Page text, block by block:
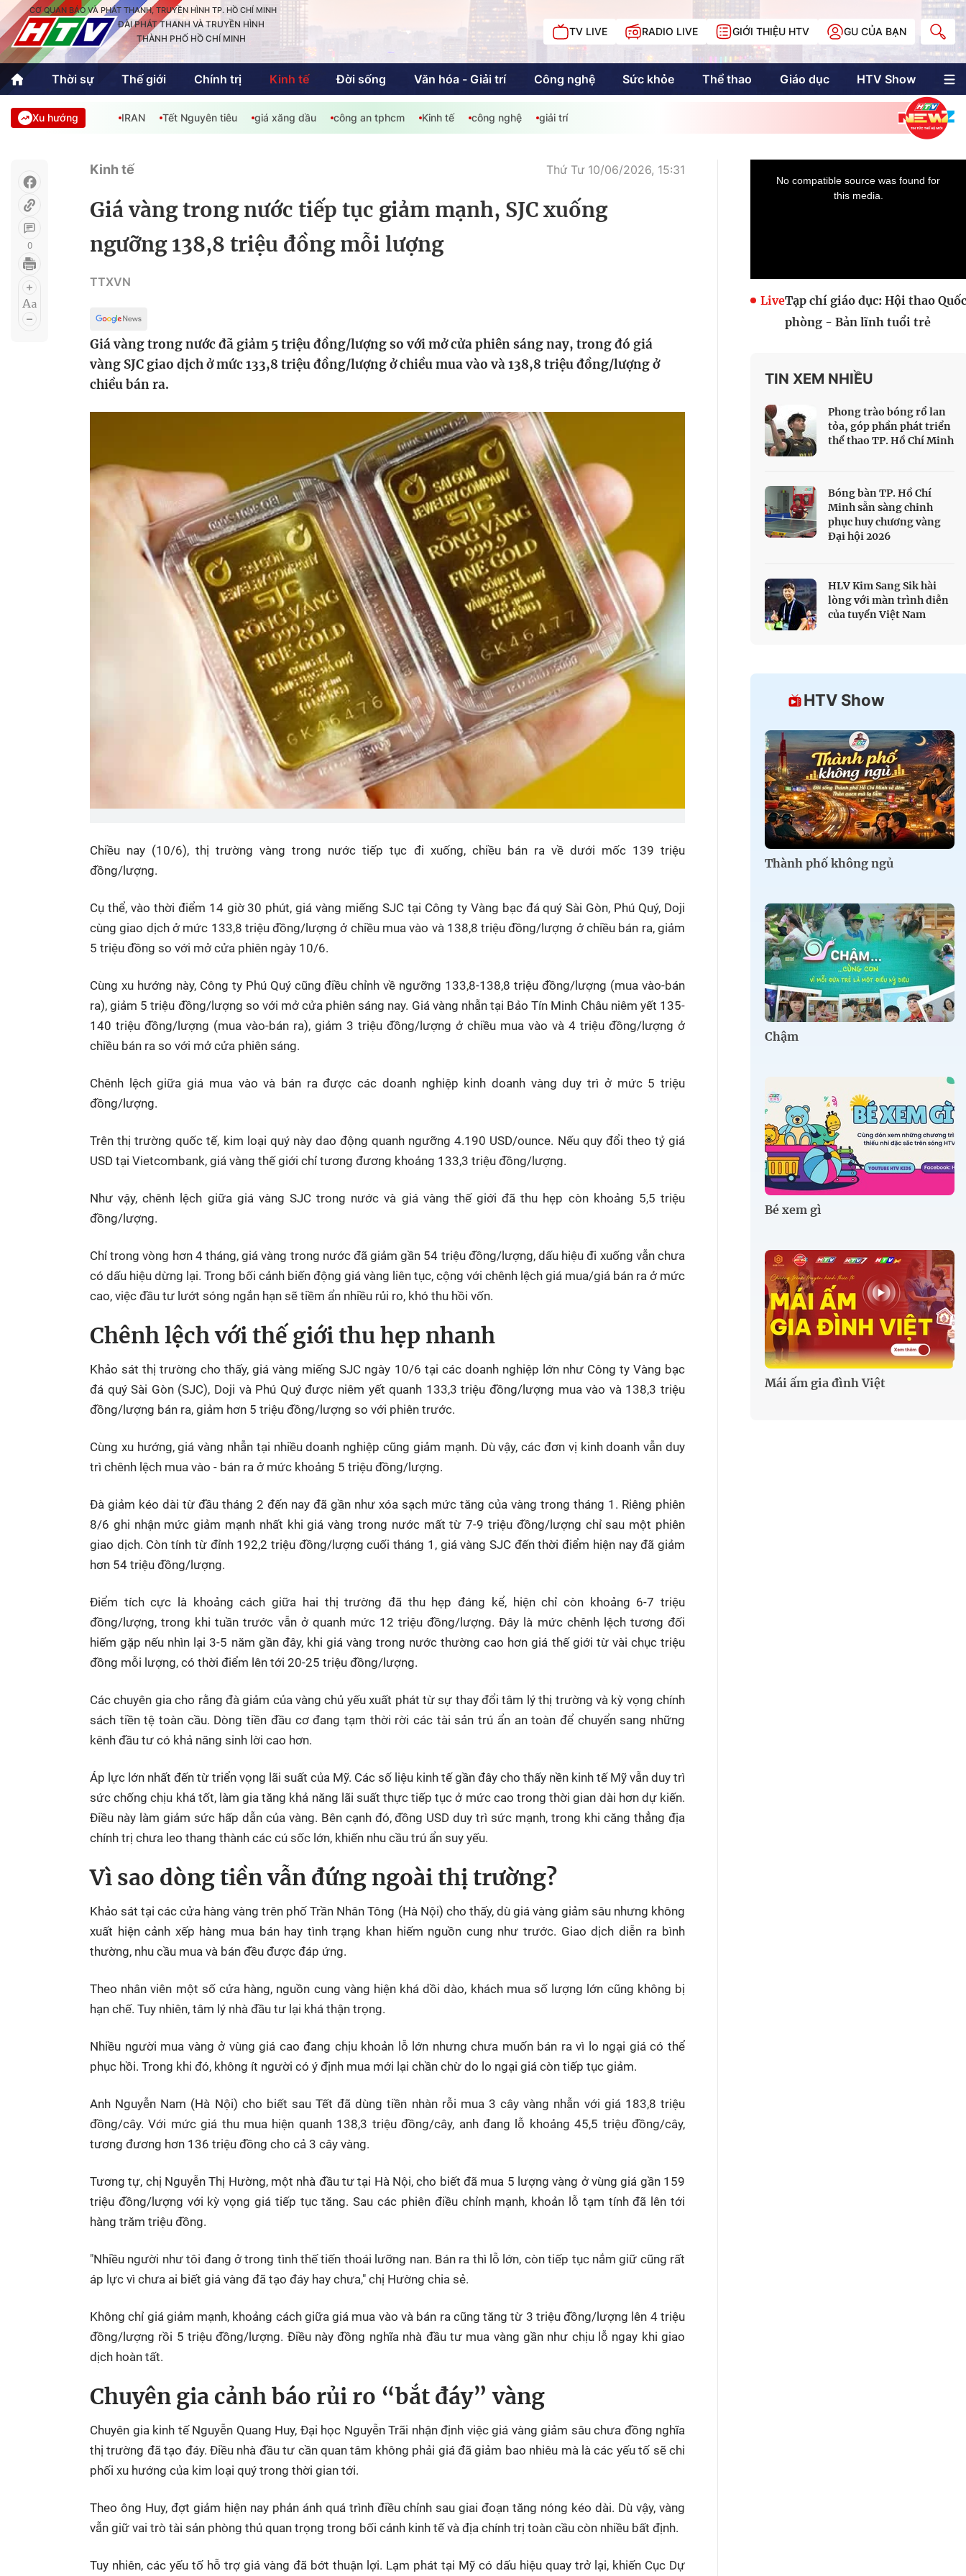
CƠ QUAN BÁO VÀ PHÁT THANH, TRUYỀN HÌNH TP. HỒ CHÍ MINH
ĐÀI PHÁT THANH VÀ TRUYỀN HÌNH
THÀNH PHỐ HỒ CHÍ MINH
TV LIVE RADIO LIVE GIỚI THIỆU HTV GU CỦA BẠN
Thời sự Thế giới Chính trị Kinh tế Đời sống Văn hóa - Giải trí Công nghệ Sức khỏe Thể thao Giáo dục HTV Show
Thời sự
Thể thao
Quốc tế
Văn hóa - Giải trí
Giáo dục Kinh tế
An Sinh
Không gian văn hóa
Hồ Chí Minh
Thành phố không
Mái ấm gia đình
Việt
Các show khác
Các chương trình
khác
Phim truyền hình
Made By Vietnam
Innovation Fest
Chung một tấm
lòng
Cuộc đua xe đạp
Multimedia
Multiform
Doanh nhân Sài
Gòn
Xu hướng IRAN Tết Nguyên tiêu giá xăng dầu công an tphcm Kinh tế công nghệ giải trí
0
Kinh tế Thứ Tư 10/06/2026, 15:31
Giá vàng trong nước tiếp tục giảm mạnh, SJC xuống
ngưỡng 138,8 triệu đồng mỗi lượng
TTXVN
Giá vàng trong nước đã giảm 5 triệu đồng/lượng so với mở cửa phiên sáng nay, trong đó giá
vàng SJC giao dịch ở mức 133,8 triệu đồng/lượng ở chiều mua vào và 138,8 triệu đồng/lượng ở
chiều bán ra.
Chiều nay (10/6), thị trường vàng trong nước tiếp tục đi xuống, chiều bán ra về dưới mốc 139 triệu
đồng/lượng.
Cụ thể, vào thời điểm 14 giờ 30 phút, giá vàng miếng SJC tại Công ty Vàng bạc đá quý Sài Gòn, Phú Quý, Doji
cùng giao dịch ở mức 133,8 triệu đồng/lượng ở chiều mua vào và 138,8 triệu đồng/lượng ở chiều bán ra, giảm
5 triệu đồng so với mở cửa phiên ngày 10/6.
Cùng xu hướng này, Công ty Phú Quý cũng điều chỉnh về ngưỡng 133,8-138,8 triệu đồng/lượng (mua vào-bán
ra), giảm 5 triệu đồng/lượng so với mở cửa phiên sáng nay. Giá vàng nhẫn tại Bảo Tín Minh Châu niêm yết 135-
140 triệu đồng/lượng (mua vào-bán ra), giảm 3 triệu đồng/lượng ở chiều mua vào và 4 triệu đồng/lượng ở
chiều bán ra so với mở cửa phiên sáng.
Chênh lệch giữa giá mua vào và bán ra được các doanh nghiệp kinh doanh vàng duy trì ở mức 5 triệu
đồng/lượng.
Trên thị trường quốc tế, kim loại quý này dao động quanh ngưỡng 4.190 USD/ounce. Nếu quy đổi theo tỷ giá
USD tại Vietcombank, giá vàng thế giới chỉ tương đương khoảng 133,3 triệu đồng/lượng.
Như vậy, chênh lệch giữa giá vàng SJC trong nước và giá vàng thế giới đã thu hẹp còn khoảng 5,5 triệu
đồng/lượng.
Chỉ trong vòng hơn 4 tháng, giá vàng trong nước đã giảm gần 54 triệu đồng/lượng, dấu hiệu đi xuống vẫn chưa
có dấu hiệu dừng lại. Trong bối cảnh biến động giá vàng liên tục, cộng với chênh lệch giá mua/giá bán ra ở mức
cao, việc đầu tư lướt sóng ngắn hạn sẽ tiềm ẩn nhiều rủi ro, khó thu hồi vốn.
Chênh lệch với thế giới thu hẹp nhanh
Khảo sát thị trường cho thấy, giá vàng miếng SJC ngày 10/6 tại các doanh nghiệp lớn như Công ty Vàng bạc
đá quý Sài Gòn (SJC), Doji và Phú Quý được niêm yết quanh 133,3 triệu đồng/lượng mua vào và 138,3 triệu
đồng/lượng bán ra, giảm hơn 5 triệu đồng/lượng so với phiên trước.
Cùng xu hướng, giá vàng nhẫn tại nhiều doanh nghiệp cũng giảm mạnh. Dù vậy, các đơn vị kinh doanh vẫn duy
trì chênh lệch mua vào - bán ra ở mức khoảng 5 triệu đồng/lượng.
Đà giảm kéo dài từ đầu tháng 2 đến nay đã gần như xóa sạch mức tăng của vàng trong tháng 1. Riêng phiên
8/6 ghi nhận mức giảm mạnh nhất khi giá vàng trong nước mất từ 7-9 triệu đồng/lượng chỉ sau một phiên
giao dịch. Còn tính từ đỉnh 192,2 triệu đồng/lượng cuối tháng 1, giá vàng SJC đến thời điểm hiện nay đã giảm
hơn 54 triệu đồng/lượng.
Điểm tích cực là khoảng cách giữa hai thị trường đã thu hẹp đáng kể, hiện chỉ còn khoảng 6-7 triệu
đồng/lượng, trong khi tuần trước vẫn ở quanh mức 12 triệu đồng/lượng. Đây là mức chênh lệch tương đối
hiếm gặp nếu nhìn lại 3-5 năm gần đây, khi giá vàng trong nước thường cao hơn giá thế giới từ vài chục triệu
đồng mỗi lượng, có thời điểm lên tới 20-25 triệu đồng/lượng.
Các chuyên gia cho rằng đà giảm của vàng chủ yếu xuất phát từ sự thay đổi tâm lý thị trường và kỳ vọng chính
sách tiền tệ toàn cầu. Dòng tiền đầu cơ đang tạm thời rời các tài sản trú ẩn an toàn để chuyển sang những
kênh đầu tư có khả năng sinh lời cao hơn.
Áp lực lớn nhất đến từ triển vọng lãi suất của Mỹ. Các số liệu kinh tế gần đây cho thấy nền kinh tế Mỹ vẫn duy trì
sức chống chịu khá tốt, làm gia tăng khả năng lãi suất thực tiếp tục ở mức cao trong thời gian dài hơn dự kiến.
Điều này làm giảm sức hấp dẫn của vàng. Bên cạnh đó, đồng USD duy trì sức mạnh, trong khi căng thẳng địa
chính trị chưa leo thang thành các cú sốc lớn, khiến nhu cầu trú ẩn suy yếu.
Vì sao dòng tiền vẫn đứng ngoài thị trường?
Khảo sát tại các cửa hàng vàng trên phố Trần Nhân Tông (Hà Nội) cho thấy, dù giá vàng giảm sâu nhưng không
xuất hiện cảnh xếp hàng mua bán hay tình trạng khan hiếm nguồn cung như trước. Giao dịch diễn ra bình
thường, nhu cầu mua và bán đều được đáp ứng.
Theo nhân viên một số cửa hàng, nguồn cung vàng hiện khá dồi dào, khách mua số lượng lớn cũng không bị
hạn chế. Tuy nhiên, tâm lý nhà đầu tư lại khá thận trọng.
Nhiều người mua vàng ở vùng giá cao đang chịu khoản lỗ lớn nhưng chưa muốn bán ra vì lo ngại giá có thể
phục hồi. Trong khi đó, không ít người có ý định mua mới lại chần chừ do lo ngại giá còn tiếp tục giảm.
Anh Nguyễn Nam (Hà Nội) cho biết sau Tết đã dùng tiền nhàn rỗi mua 3 cây vàng nhẫn với giá 183,8 triệu
đồng/cây. Với mức giá thu mua hiện quanh 138,3 triệu đồng/cây, anh đang lỗ khoảng 45,5 triệu đồng/cây,
tương đương hơn 136 triệu đồng cho cả 3 cây vàng.
Tương tự, chị Nguyễn Thị Hường, một nhà đầu tư tại Hà Nội, cho biết đã mua 5 lượng vàng ở vùng giá gần 159
triệu đồng/lượng với kỳ vọng giá tiếp tục tăng. Sau các phiên điều chỉnh mạnh, khoản lỗ tạm tính đã lên tới
hàng trăm triệu đồng.
"Nhiều người như tôi đang ở trong tình thế tiến thoái lưỡng nan. Bán ra thì lỗ lớn, còn tiếp tục nắm giữ cũng rất
áp lực vì chưa ai biết giá vàng đã tạo đáy hay chưa," chị Hường chia sẻ.
Không chỉ giá giảm mạnh, khoảng cách giữa giá mua vào và bán ra cũng tăng từ 3 triệu đồng/lượng lên 4 triệu
đồng/lượng rồi 5 triệu đồng/lượng. Điều này đồng nghĩa nhà đầu tư mua vàng gần như chịu lỗ ngay khi giao
dịch hoàn tất.
Chuyên gia cảnh báo rủi ro “bắt đáy” vàng
Chuyên gia kinh tế Nguyễn Quang Huy, Đại học Nguyễn Trãi nhận định việc giá vàng giảm sâu chưa đồng nghĩa
thị trường đã tạo đáy. Điều nhà đầu tư cần quan tâm không phải giá đã giảm bao nhiêu mà là các yếu tố sẽ chi
phối xu hướng của kim loại quý trong thời gian tới.
Theo ông Huy, đợt giảm hiện nay phản ánh quá trình điều chỉnh sau giai đoạn tăng nóng kéo dài. Dù vậy, vàng
vẫn giữ vai trò tài sản phòng thủ quan trọng trong bối cảnh kinh tế và địa chính trị toàn cầu còn nhiều bất định.
Tuy nhiên, các yếu tố hỗ trợ giá vàng đã bớt thuận lợi. Lạm phát tại Mỹ có dấu hiệu quay trở lại, khiến Cục Dự
LiveTạp chí giáo dục: Hội thao Quốc
phòng - Bản lĩnh tuổi trẻ
TIN XEM NHIỀU
Phong trào bóng rổ lan
tỏa, góp phần phát triển
thể thao TP. Hồ Chí Minh
Bóng bàn TP. Hồ Chí
Minh sẵn sàng chinh
phục huy chương vàng
Đại hội 2026
HLV Kim Sang Sik hài
lòng với màn trình diễn
của tuyển Việt Nam
HTV Show
Thành phố không ngủ
Chậm
Bé xem gì
Mái ấm gia đình Việt